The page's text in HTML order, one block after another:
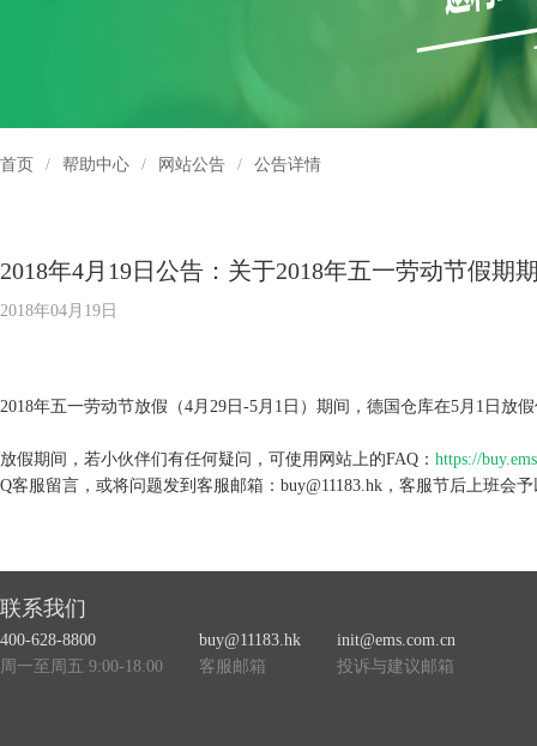
首页 / 帮助中心 / 网站公告 / 公告详情
2018年4月19日公告：关于2018年五一劳动节假期
2018年04月19日
2018年五一劳动节放假（4月29日-5月1日）期间，德国仓库在5月1日
放假期间，若小伙伴们有任何疑问，可使用网站上的FAQ： https://
Q客服留言，或将问题发到客服邮箱：buy@11183.hk，客服节后上班会
联系我们
400-628-8800
周一至周五 9:00-18:00
buy@11183.hk
客服邮箱
init@ems.com.cn
投诉与建议邮箱